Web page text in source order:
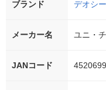
ブランド デオシ
メーカー名 ユニ・
JANコード